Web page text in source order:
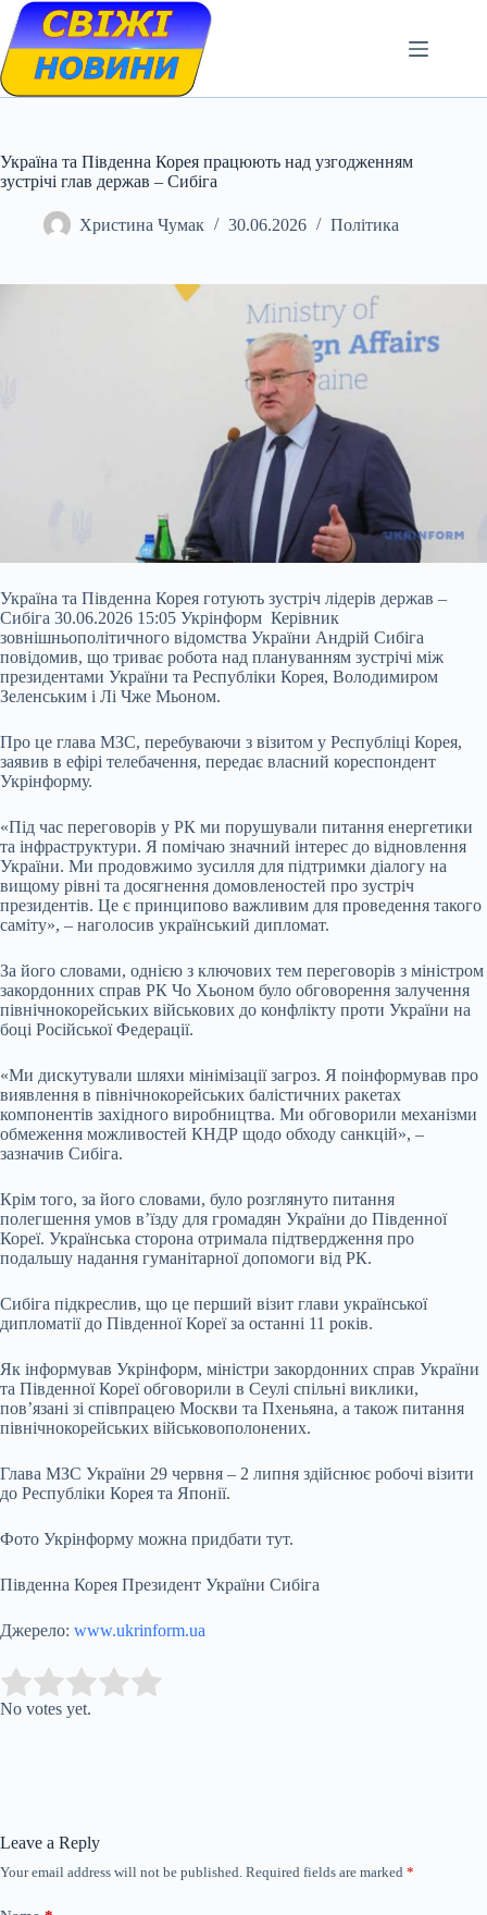
Skip
content
Україна та Південна Корея працюють над узгодженням
зустрічі глав держав – Сибіга
Христина Чумак 30.06.2026 Політика
Україна та Південна Корея готують зустріч лідерів держав –
Сибіга 30.06.2026 15:05 Укрінформ Керівник
зовнішньополітичного відомства України Андрій Сибіга
повідомив, що триває робота над плануванням зустрічі між
президентами України та Республіки Корея, Володимиром
Зеленським і Лі Чже Мьоном.
Про це глава МЗС, перебуваючи з візитом у Республіці Корея,
заявив в ефірі телебачення, передає власний кореспондент
Укрінформу.
«Під час переговорів у РК ми порушували питання енергетики
та інфраструктури. Я помічаю значний інтерес до відновлення
України. Ми продовжимо зусилля для підтримки діалогу на
вищому рівні та досягнення домовленостей про зустріч
президентів. Це є принципово важливим для проведення такого
саміту», – наголосив український дипломат.
За його словами, однією з ключових тем переговорів з міністром
закордонних справ РК Чо Хьоном було обговорення залучення
північнокорейських військових до конфлікту проти України на
боці Російської Федерації.
«Ми дискутували шляхи мінімізації загроз. Я поінформував про
виявлення в північнокорейських балістичних ракетах
компонентів західного виробництва. Ми обговорили механізми
обмеження можливостей КНДР щодо обходу санкцій», –
зазначив Сибіга.
Крім того, за його словами, було розглянуто питання
полегшення умов в’їзду для громадян України до Південної
Кореї. Українська сторона отримала підтвердження про
подальшу надання гуманітарної допомоги від РК.
Сибіга підкреслив, що це перший візит глави української
дипломатії до Південної Кореї за останні 11 років.
Як інформував Укрінформ, міністри закордонних справ України
та Південної Кореї обговорили в Сеулі спільні виклики,
пов’язані зі співпрацею Москви та Пхеньяна, а також питання
північнокорейських військовополонених.
Глава МЗС України 29 червня – 2 липня здійснює робочі візити
до Республіки Корея та Японії.
Фото Укрінформу можна придбати тут.
Південна Корея Президент України Сибіга
Джерело: www.ukrinform.ua
Rate this item:
No votes yet.
Leave a Reply
Your email address will not be published. Required fields are marked *